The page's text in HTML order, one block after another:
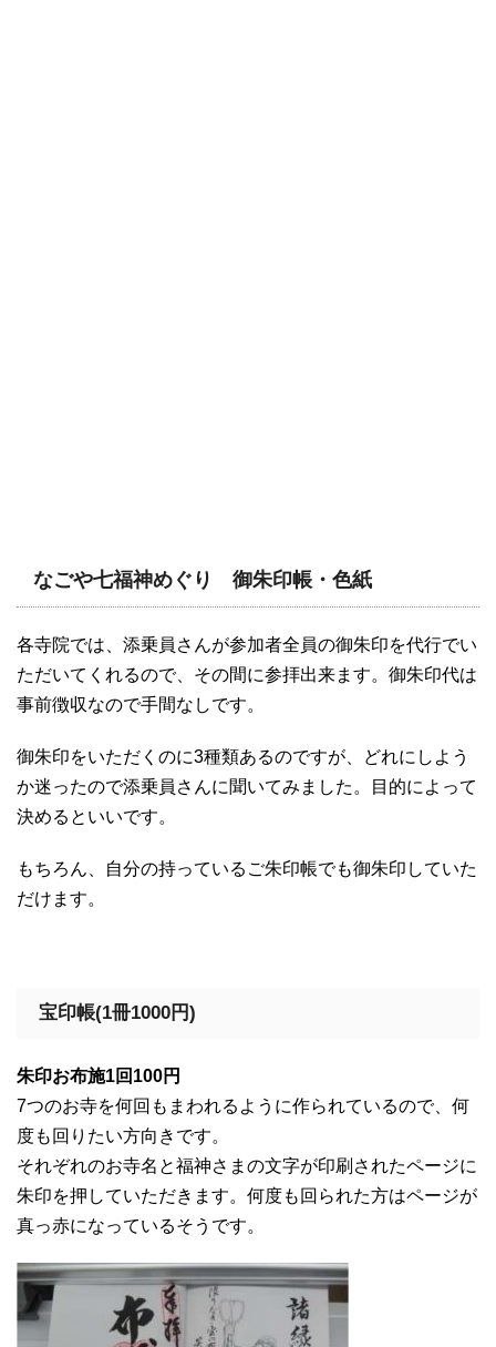
なごや七福神めぐり 御朱印帳・色紙
各寺院では、添乗員さんが参加者全員の御朱印を代行でい
ただいてくれるので、その間に参拝出来ます。御朱印代は
事前徴収なので手間なしです。
御朱印をいただくのに3種類あるのですが、どれにしよう
か迷ったので添乗員さんに聞いてみました。目的によって
決めるといいです。
もちろん、自分の持っているご朱印帳でも御朱印していた
だけます。
宝印帳(1冊1000円)
朱印お布施1回100円
7つのお寺を何回もまわれるように作られているので、何
度も回りたい方向きです。
それぞれのお寺名と福神さまの文字が印刷されたページに
朱印を押していただきます。何度も回られた方はページが
真っ赤になっているそうです。